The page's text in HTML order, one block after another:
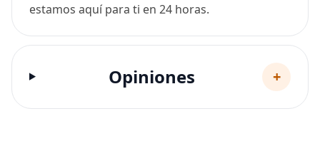
estamos aquí para ti en 24 horas.
Opiniones +